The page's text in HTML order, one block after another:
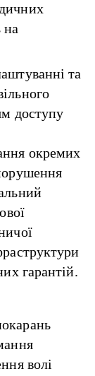
на
та
доступу
окремих
гарантій.
волі